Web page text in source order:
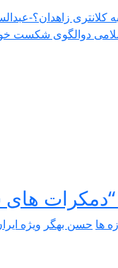
کلانتری زاهدان؟-
دوالگوی شکست
“دمکرات
ها حسن بهگر ویژه